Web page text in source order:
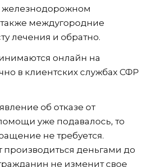
междугородние
лечения и обратно.
онлайн на
в клиентских службах СФР
об отказе от
уже подавалось, то
не требуется.
производиться деньгами до
не изменит свое